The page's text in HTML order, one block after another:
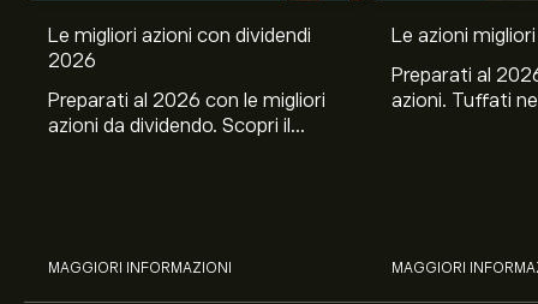
Le migliori azioni con dividendi
2026
Preparati al 2026 con le migliori
azioni da dividendo. Scopri il
MAGGIORI INFORMAZIONI
Le azioni
Preparati al
azioni. Tuffati
MAGGIORI
Il prezzo attuale delle azioni GXO è di 48.23‎$‎.